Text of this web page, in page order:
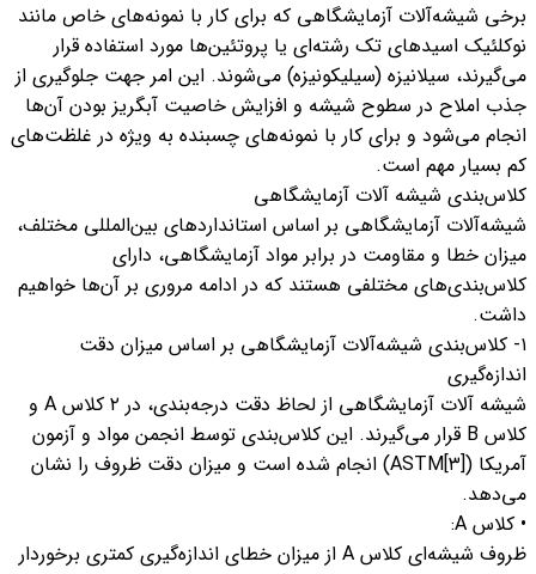
برخی شیشه‌آلات آزمایشگاهی که برای کار با نمونه‌های خاص مانند
نوکلئیک اسیدهای تک رشته‌ای یا پروتئین‌ها مورد استفاده قرار
می‌گیرند، سیلانیزه (سیلیکونیزه) می‌شوند. این امر جهت جلوگیری از
جذب املاح در سطوح شیشه و افزایش خاصیت آبگریز بودن آن‌ها
انجام می‌شود و برای کار با نمونه‌های چسبنده به ویژه در غلظت‌های
کم بسیار مهم است.
کلاس‌بندی شیشه آلات آزمایشگاهی
شیشه‌آلات آزمایشگاهی بر اساس استانداردهای بین‌المللی مختلف،
میزان خطا و مقاومت در برابر مواد آزمایشگاهی، دارای
کلاس‌بندی‌های مختلفی هستند که در ادامه مروری بر آن‌ها خواهیم
داشت.
۱- کلاس‌بندی شیشه‌آلات آزمایشگاهی بر اساس میزان دقت
اندازه‌گیری
شیشه آلات آزمایشگاهی از لحاظ دقت درجه‌بندی، در ۲ کلاس A و
کلاس B قرار می‌گیرند. این کلاس‌بندی توسط انجمن مواد و آزمون
آمریکا ([۳]ASTM) انجام شده است و میزان دقت ظروف را نشان
می‌دهد.
• کلاس A:
ظروف شیشه‌ای کلاس A از میزان خطای اندازه‌گیری کمتری برخوردار